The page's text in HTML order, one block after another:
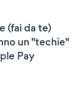
(fai da te)
un "techie"
Pay